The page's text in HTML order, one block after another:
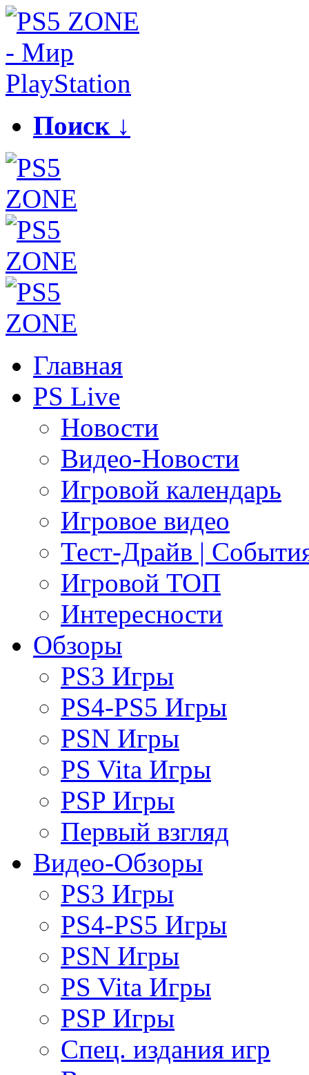
Поиск ↓
Главная
PS Live
Новости
Видео-Новости
Игровой календарь
Игровое видео
Тест-Драйв |
Игровой ТОП
Интересности
Обзоры
PS3 Игры
PS4-PS5 Игры
PSN Игры
PS Vita Игры
PSP Игры
Первый взгляд
Видео-Обзоры
PS3 Игры
PS4-PS5 Игры
PSN Игры
PS Vita Игры
PSP Игры
Спец. издания игр